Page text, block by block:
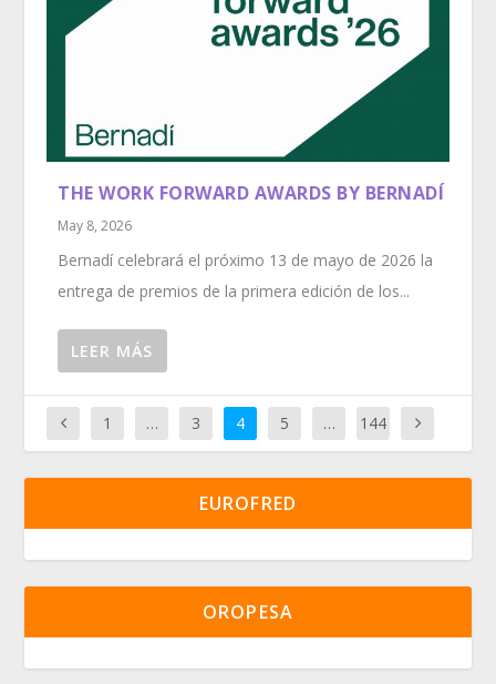
THE WORK FORWARD AWARDS BY BERNADÍ
May 8, 2026
Bernadí celebrará el próximo 13 de mayo de 2026 la
entrega de premios de la primera edición de los...
LEER MÁS
1 … 3 4 5 … 144
EUROFRED
OROPESA